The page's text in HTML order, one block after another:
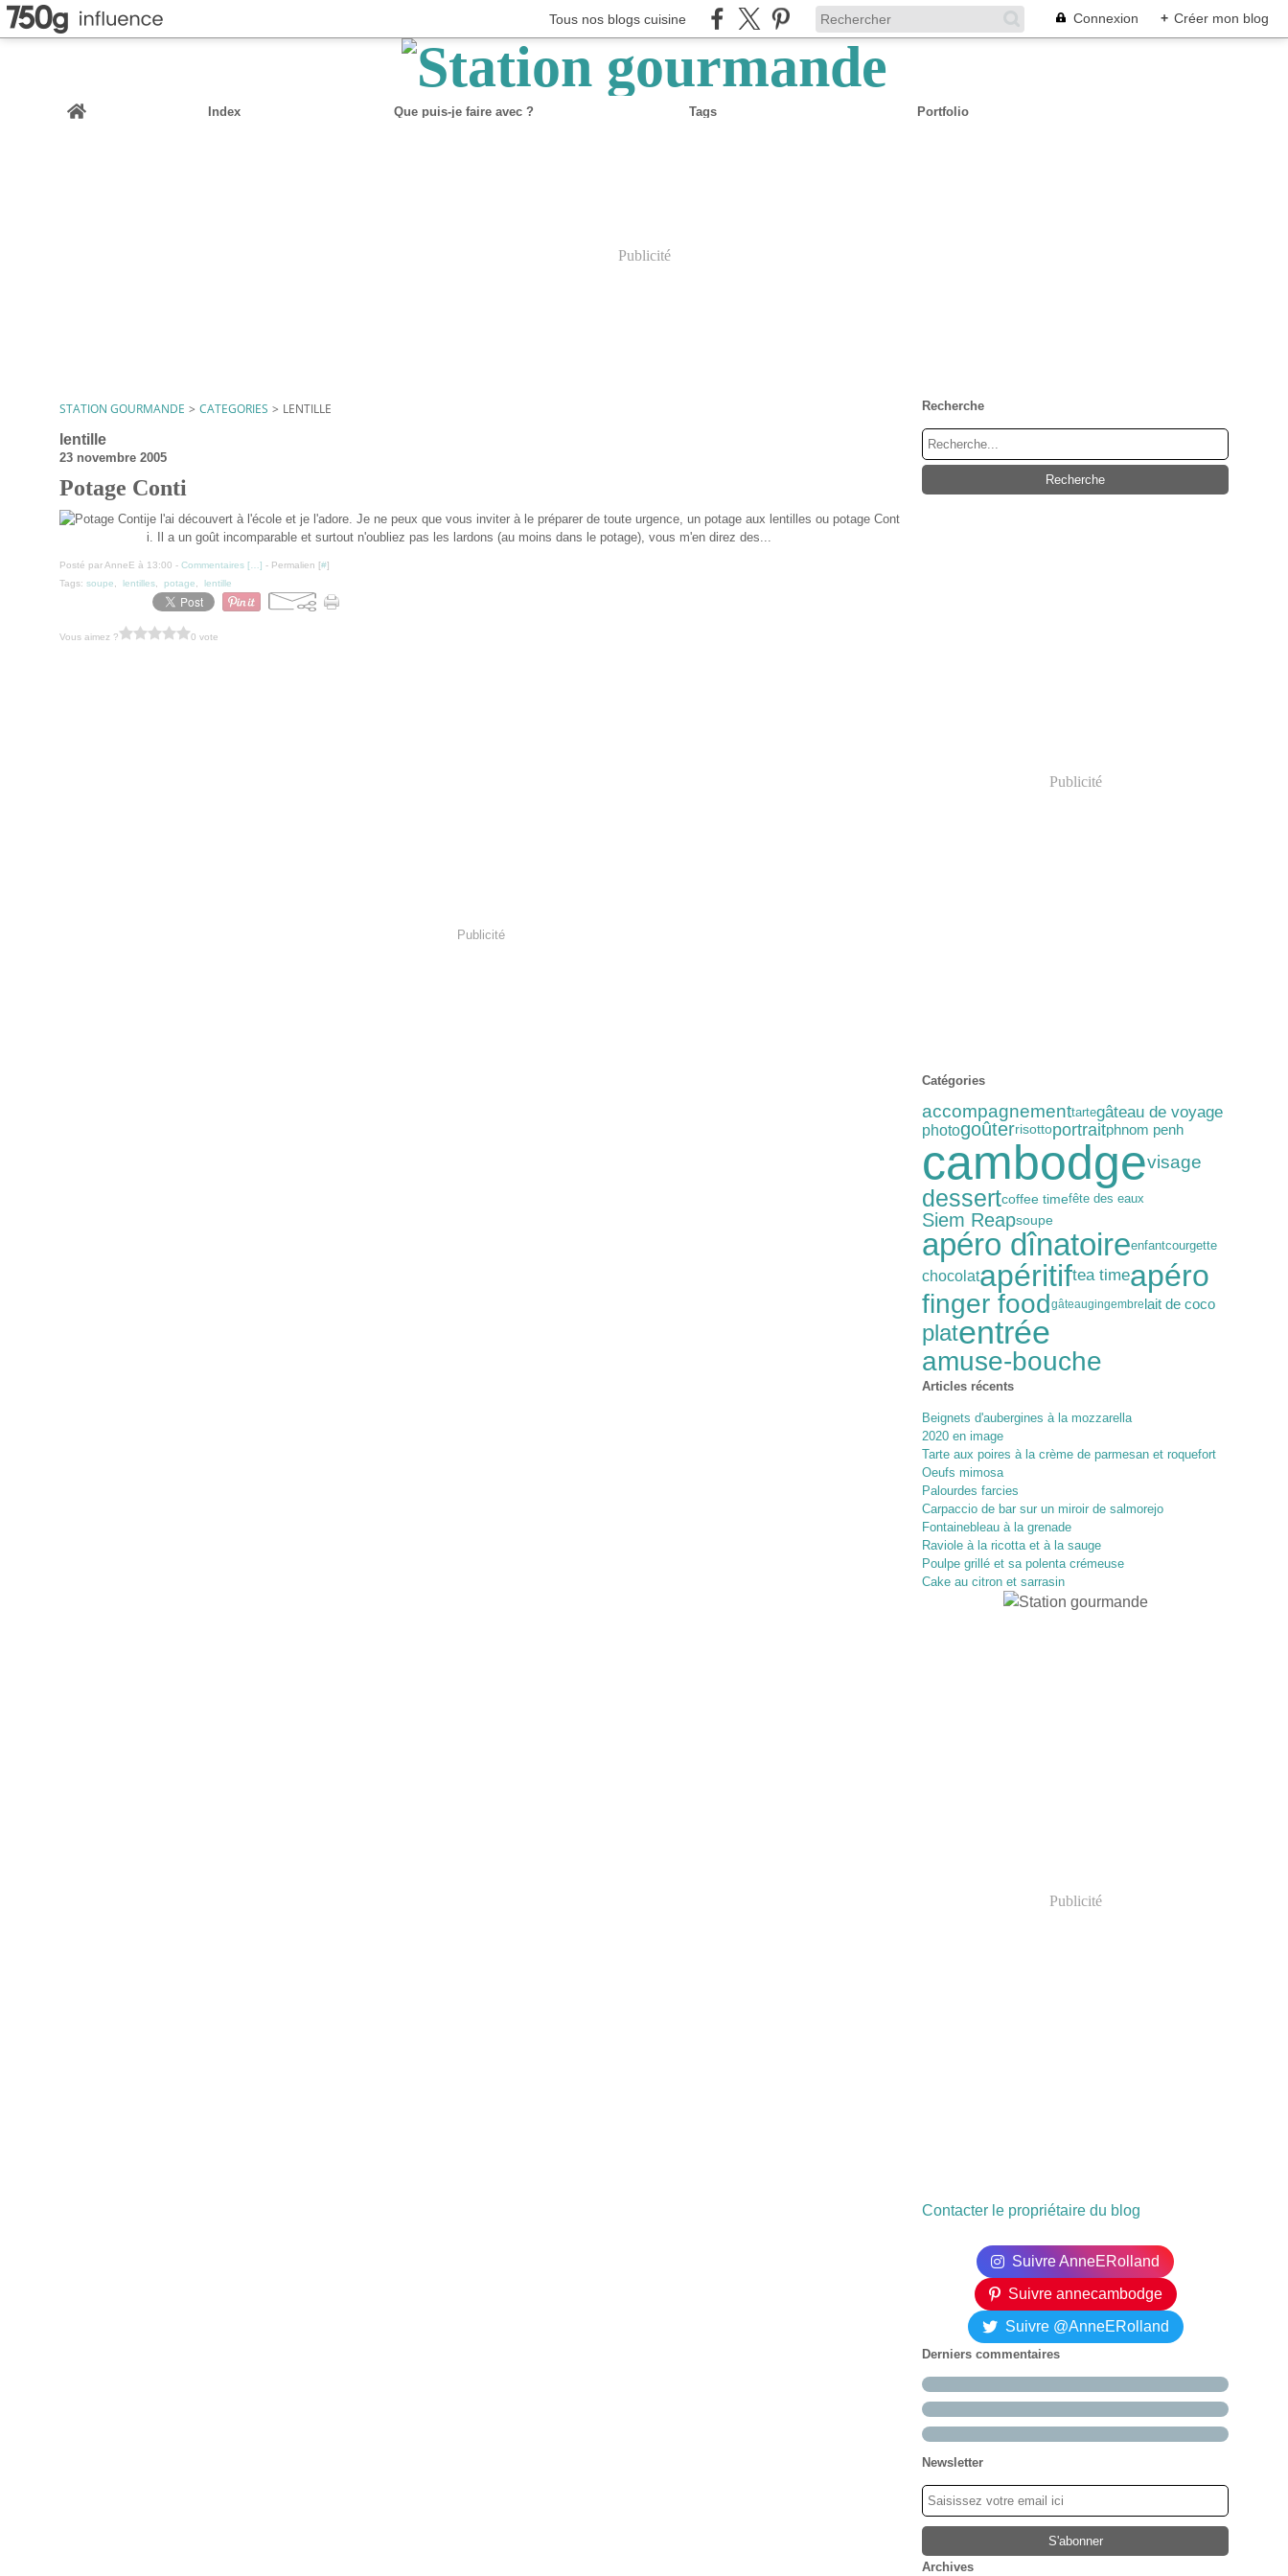
Tous nos blogs cuisine Connexion + Créer mon blog
Home
Index Que puis-je faire avec ? Tags Portfolio
Publicité
STATION GOURMANDE > CATEGORIES > LENTILLE
lentille
23 novembre 2005
Potage Conti
je l'ai découvert à l'école et je l'adore. Je ne peux que vous inviter à le préparer de toute urgence, un potage aux lentilles ou potage Cont
i. Il a un goût incomparable et surtout n'oubliez pas les lardons (au moins dans le potage), vous m'en direz des...
Posté par AnneE à 13:00 - Commentaires [ ] - Permalien [#]
Tags: soupe lentilles potage lentille
Vous aimez ? 0 vote
Publicité
Recherche
Publicité
Catégories
accompagnementtartegâteau de voyage
photogoûterrisottoportraitphnom penh
cambodgevisage
dessertcoffee timefête des eaux
Siem Reapsoupe
apéro dînatoireenfantcourgette
chocolatapéritiftea timeapéro
finger foodgâteaugingembrelait de coco
platentrée
amuse-bouche
Articles récents
Beignets d'aubergines à la mozzarella
2020 en image
Tarte aux poires à la crème de parmesan et roquefort
Oeufs mimosa
Palourdes farcies
Carpaccio de bar sur un miroir de salmorejo
Fontainebleau à la grenade
Raviole à la ricotta et à la sauge
Poulpe grillé et sa polenta crémeuse
Cake au citron et sarrasin
Publicité
Contacter le propriétaire du blog
Suivre AnneERolland
Suivre annecambodge
Suivre @AnneERolland
Derniers commentaires
Newsletter
Archives